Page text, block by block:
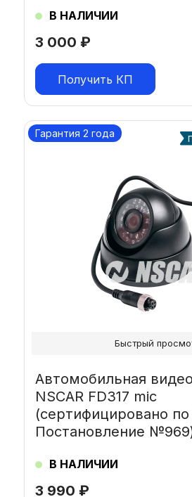
3 000 ₽
В НАЛИЧИИ
Получить КП
Гарантия 2 года
3 990 ₽
Автомобильная
NSCAR FD317 mic
(сертифицировано
Постановление
В НАЛИЧИИ
Быстрый